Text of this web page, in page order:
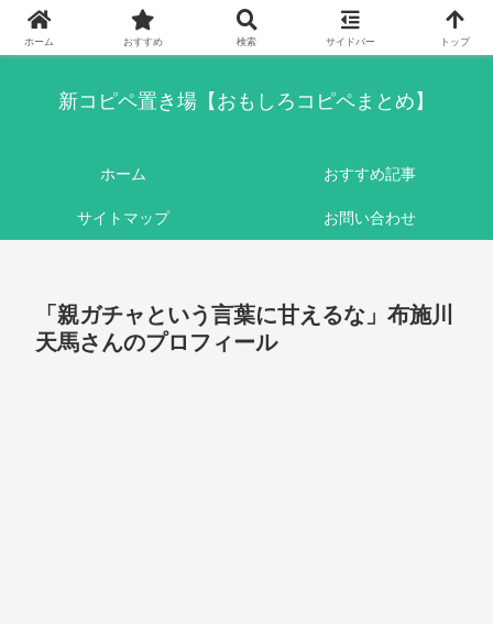
このブログはリンクフリーです。ここに書かれている内容は基本的にフィクシ
ョンです。
新コピペ置き場【おもしろコピペまとめ】
ホーム おすすめ記事
サイトマップ お問い合わせ
「親ガチャという言葉に甘えるな」布施川
天馬さんのプロフィール
ホーム おすすめ 検索 サイドバー トップ